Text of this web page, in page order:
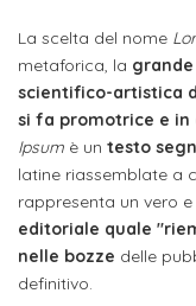
MISSIONE
Progetti
Terza
Missione
CAPITALE
ITALIANA
Dipartimento
di
Progettazione
e
Arti
Applicate
DOTTORATI
DI
Iscrizione
a
corsi
singoli
Laboratori
e
sede
Opportunità
di
lavoro
Aziende
convenzionate
alla
Newsletter
OPPORTUNITÀ
FSL
e
attività
per
La scelta del nome
metaforica, la
scientifico-artistica
si fa promotrice e
Ipsum è un testo
latine riassemblate a
rappresenta un vero
editoriale quale
nelle bozze delle
definitivo.